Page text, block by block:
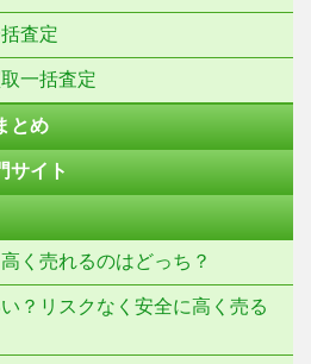
査定
一括査定
とめ
サイト
く売れるのはどっち？
？リスクなく安全に高く売る